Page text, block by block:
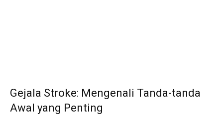
Gejala Stroke: Mengenali Tanda-tanda
Awal yang Penting